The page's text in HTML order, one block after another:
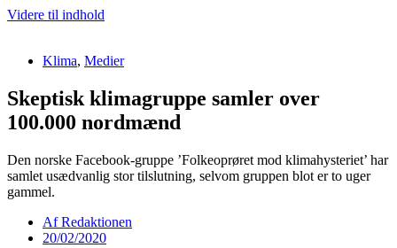
Videre til indhold
Klima, Medier
Skeptisk klimagruppe samler over
100.000 nordmænd
Den norske Facebook-gruppe ’Folkeoprøret mod klimahysteriet’ har
samlet usædvanlig stor tilslutning, selvom gruppen blot er to uger
gammel.
AfRedaktionen
20/02/2020